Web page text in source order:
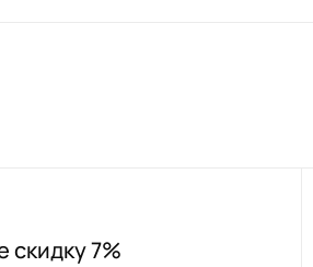
скидку 7%